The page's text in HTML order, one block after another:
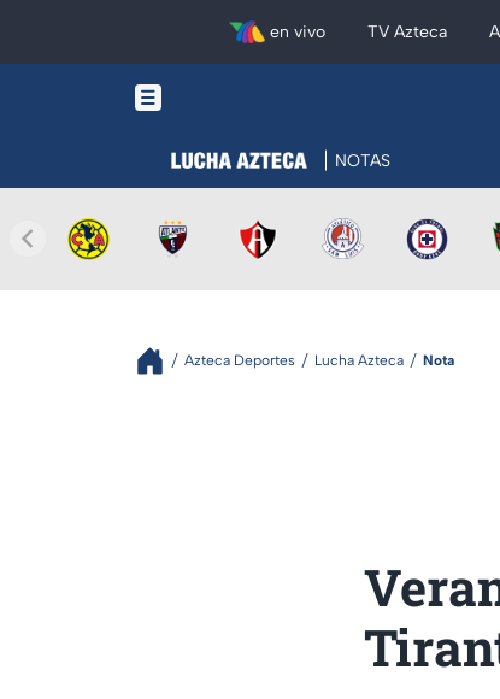
en vivo TV Azteca
NOTAS
Azteca Deportes Lucha Azteca Nota